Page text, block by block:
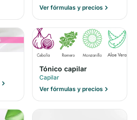
Ver fórmulas y precios
Tónico capilar
Capilar
Ver fórmulas y precios